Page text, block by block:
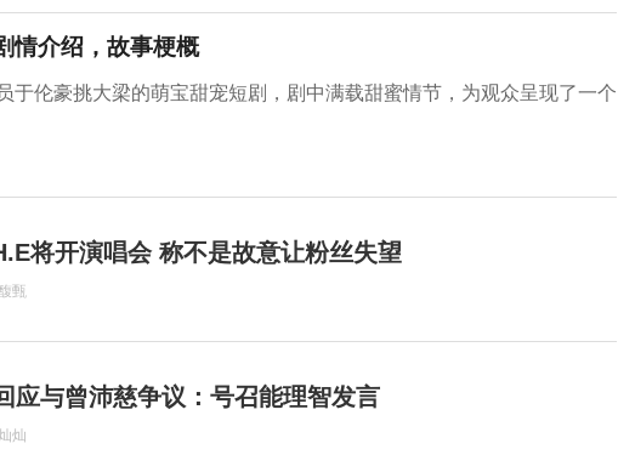
情介绍，故事梗概
于伦豪挑大梁的萌宝甜宠短剧，剧中满载甜蜜情节，为观众呈现了一个
将开演唱会 称不是故意让粉丝失望
甄
应与曾沛慈争议：号召能理智发言
灿